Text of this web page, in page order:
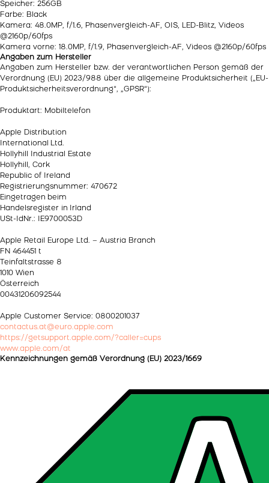
Speicher: 256GB
Farbe: Black
Kamera: 48.0MP, f/​1.6, Phasenvergleich-AF, OIS, LED-Blitz, Videos
@2160p/​60fps
Kamera vorne: 18.0MP, f/​1.9, Phasenvergleich-AF, Videos @2160p/​60fps
Angaben zum Hersteller
Angaben zum Hersteller bzw. der verantwortlichen Person gemäß der
Verordnung (EU) 2023/988 über die allgemeine Produktsicherheit („EU-
Produktsicherheitsverordnung“, „GPSR“):
Produktart: Mobiltelefon
Apple Distribution
International Ltd.
Hollyhill Industrial Estate
Hollyhill, Cork
Republic of Ireland
Registrierungsnummer: 470672
Eingetragen beim
Handelsregister in Irland
USt-IdNr.: IE9700053D
Apple Retail Europe Ltd. – Austria Branch
FN 464451 t
Teinfaltstrasse 8
1010 Wien
Österreich
00431206092544
Apple Customer Service: 0800201037
contactus.at@euro.apple.com
https://getsupport.apple.com/?caller=cups
www.apple.com/at
Kennzeichnungen gemäß Verordnung (EU) 2023/1669